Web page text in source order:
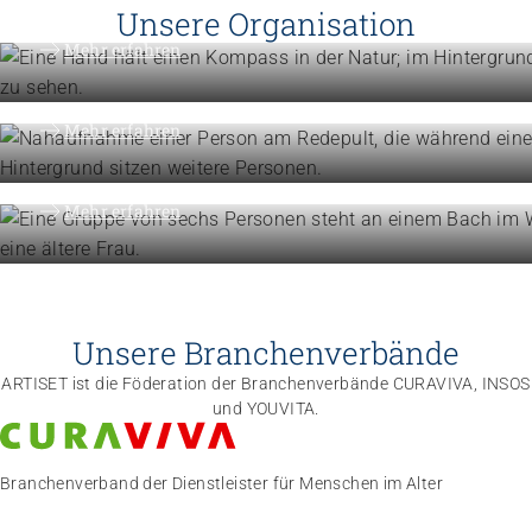
Unsere Organisation
Mehr erfahren
Engagement
Politik und Positionen
Mehr erfahren
Organisation
Die Föderation im Überblick
Mehr erfahren
Unsere Branchenverbände
ARTISET ist die Föderation der Branchenverbände CURAVIVA, INSOS
und YOUVITA.
Branchenverband der Dienstleister für Menschen im Alter